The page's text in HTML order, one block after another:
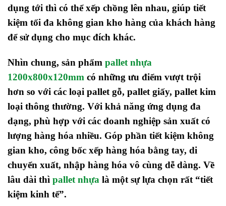
dụng tới thì có thể xếp chồng lên nhau, giúp tiết
kiệm tối đa không gian kho hàng của khách hàng
để sử dụng cho mục đích khác.
Nhìn chung, sản phẩm pallet nhựa
1200x800x120mm có những ưu điểm vượt trội
hơn so với các loại pallet gỗ, pallet giấy, pallet kim
loại thông thường. Với khả năng ứng dụng đa
dạng, phù hợp với các doanh nghiệp sản xuất có
lượng hàng hóa nhiều. Góp phần tiết kiệm không
gian kho, công bốc xếp hàng hóa bằng tay, di
chuyển xuất, nhập hàng hóa vô cùng dễ dàng. Về
lâu dài thì pallet nhựa là một sự lựa chọn rất “tiết
kiệm kinh tể”.